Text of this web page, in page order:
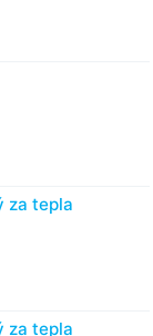
za tepla
za tepla